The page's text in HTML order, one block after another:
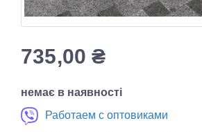
735,00₴
немає в наявності
Работаем с оптовиками